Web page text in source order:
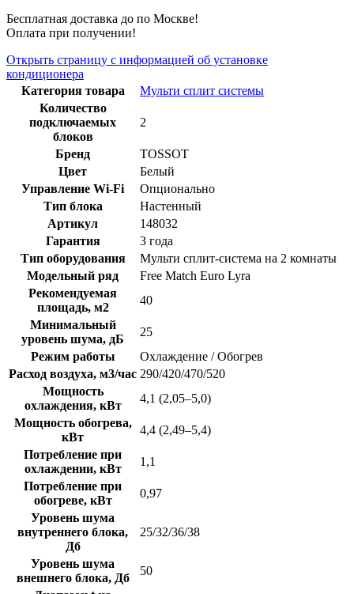
Бесплатная доставка до по Москве!
Оплата при получении!
Открыть страницу с информацией об установке
кондиционера
Категория товара
Мульти сплит системы
Количество
подключаемых
блоков
2
Бренд
TOSSOT
Цвет
Белый
Управление Wi-Fi
Опционально
Тип блока
Настенный
Артикул
148032
Гарантия
3 года
Тип оборудования
Мульти сплит-система на 2 комнаты
Модельный ряд
Free Match Euro Lyra
Рекомендуемая
площадь, м2
40
Минимальный
уровень шума, дБ
25
Режим работы
Охлаждение / Обогрев
Расход воздуха, м3/час 290/420/470/520
Мощность
охлаждения, кВт
4,1 (2,05–5,0)
Мощность обогрева,
кВт
4,4 (2,49–5,4)
Потребление при
охлаждении, кВт
1,1
Потребление при
обогреве, кВт
0,97
Уровень шума
внутреннего блока,
Дб
25/32/36/38
Уровень шума
внешнего блока, Дб
50